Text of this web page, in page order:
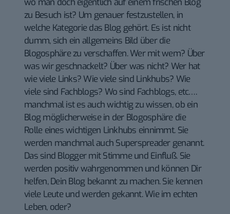
wo man doch eigentlich auf einem frischen Blog
zu Besuch ist? Um genauer festzustellen, in
welche Kategorie das Blog gehört. Es ist nicht
dumm, sich ein allgemeins Bild über die
Blogosphäre zu verschaffen. Wer mit wem? Über
was wir geschnackelt? Über was nicht? Wer hat
wie viele Links? Wie viele sind Linkhubs? Wie
viele sind Fachblogs? Wo sind Fachblogs, etc….
manchmal ist es auch wichtig zu wissen, ob ein
Blog möglicherweise in der Blogosphäre die
Rolle eines wichtigen Linkhubs einnimmt. Sie
werden manchmal auch Superspreader genannt.
Das sind Blogger mit Stimme und Einfluß. Sie
werden positiv wahrgenommen und können Dir
helfen, Dein Blog bekannt zu machen. Sie kennen
viele Leute und werden gekannt. Wie im echten
Leben, oder?